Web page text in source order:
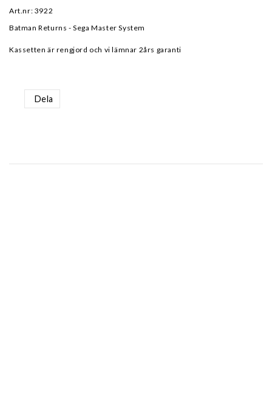
Art.nr: 3922
Batman Returns - Sega Master System
Kassetten är rengjord och vi lämnar 2års garanti
Dela